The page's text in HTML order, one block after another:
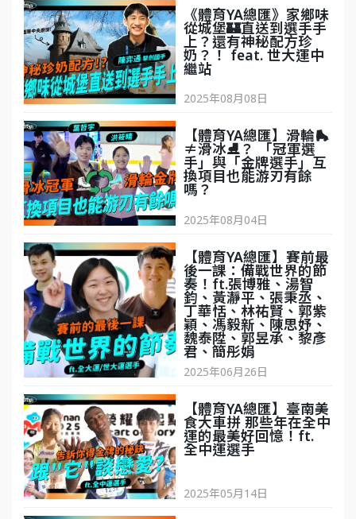
《體育YA總匯》家鄉味
從城堡🏰直送到選手手
上？還有神秘配方珍
奶？！ feat. 世大運中
繼站
2025年08月08日
【體育YA總匯】滑輪🛼
≠滑冰⛸️？ 「冠軍選
手」與「金牌選手」互
換項目也能游刃有餘
嗎？ ‪
2025年08月04日
【體育YA總匯】賽前最
後一課：備戰世界的節
奏！ft.張博雅、湯智
鈞、黃瀞平、張秉丞、
丁華恬、林祐賢、郭紫
穎、馮毅新、陳思妤、
魏泰陞、郭昱承、黎彥
君、簡彤娟
2025年06月26日
【體育YA總匯】臺南美
食大車拼 那些年在全中
運的最美好回憶！ft.
全中運選手
2025年05月14日